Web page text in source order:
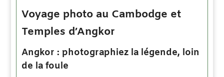
Voyage photo au Cambodge et
Temples d’Angkor
Angkor : photographiez la légende, loin
de la foule